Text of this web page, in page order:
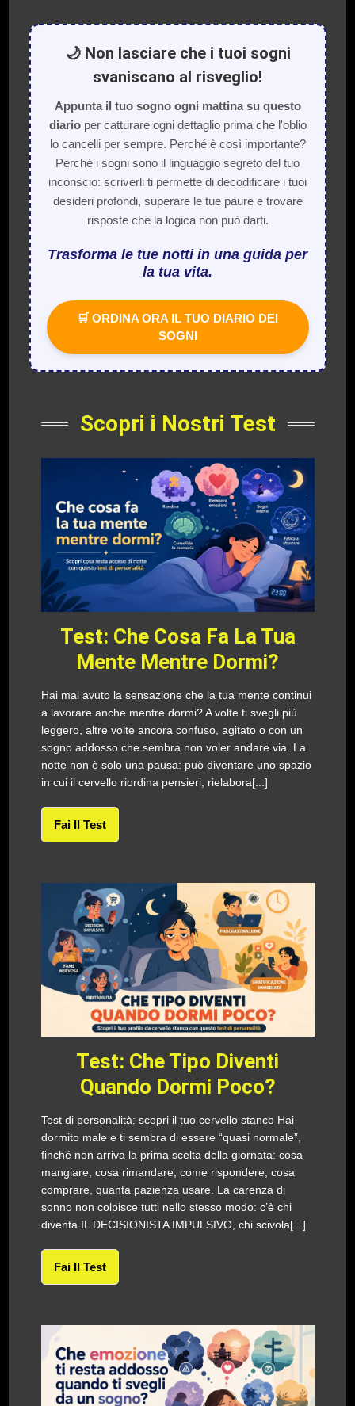
🌙 Non lasciare che i tuoi sogni
svaniscano al risveglio!
Appunta il tuo sogno ogni mattina su questo
diarioper catturare ogni dettaglio prima che l'oblio
lo cancelli per sempre. Perché è così importante?
Perché i sogni sono il linguaggio segreto del tuo
inconscio: scriverli ti permette di decodificare i tuoi
desideri profondi, superare le tue paure e trovare
risposte che la logica non può darti.
Trasforma le tue notti in una guida per
la tua vita.
🛒 ORDINA ORA IL TUO DIARIO DEI
SOGNI
Scopri i Nostri Test
Test: Che Cosa Fa La Tua
Mente Mentre Dormi?
Hai mai avuto la sensazione che la tua mente continui
a lavorare anche mentre dormi? A volte ti svegli più
leggero, altre volte ancora confuso, agitato o con un
sogno addosso che sembra non voler andare via. La
notte non è solo una pausa: può diventare uno spazio
in cui il cervello riordina pensieri, rielabora[...]
Fai Il Test
Test: Che Tipo Diventi
Quando Dormi Poco?
Test di personalità: scopri il tuo cervello stanco Hai
dormito male e ti sembra di essere “quasi normale”,
finché non arriva la prima scelta della giornata: cosa
mangiare, cosa rimandare, come rispondere, cosa
comprare, quanta pazienza usare. La carenza di
sonno non colpisce tutti nello stesso modo: c’è chi
diventa IL DECISIONISTA IMPULSIVO, chi scivola[...]
Fai Il Test